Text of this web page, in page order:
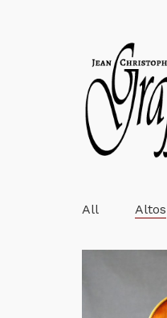
All Altos